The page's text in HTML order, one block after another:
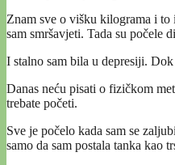
Znam sve o višku kilograma i
sam smršavjeti. Tada su počele
I stalno sam bila u depresiji.
Danas neću pisati o fizičkom
trebate početi.
Sve je počelo kada sam se
samo da sam postala tanka kao